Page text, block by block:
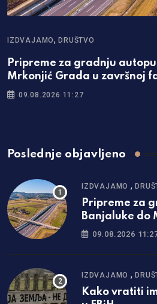
IZDVAJAMO,DRUŠTVO
Pripreme za gradnju
Mrkonjić Grada u završnoj
09.08.2026 11:27
Poslednje objavljeno
IZDVAJAMO ,
Pripreme za
Banjaluke do
završnoj fazi
09.08.2026
IZDVAJAMO ,
Kako vratiti